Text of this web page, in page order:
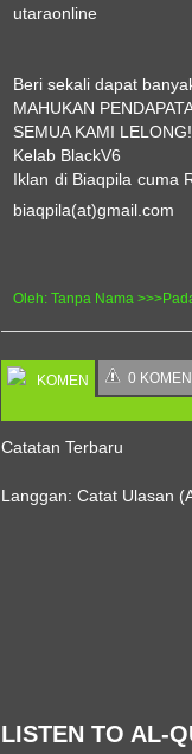
utaraonline
Beri sekali dapat
MAHUKAN
SEMUA KAMI
Kelab BlackV6
Iklan di Biaqpila cuma
biaqpila(at)gmail.com
Oleh: Tanpa Nama
KOMEN 0 KOMEN
Catatan Terbaru
Langgan: Catat Ulasan
LISTEN TO AL-